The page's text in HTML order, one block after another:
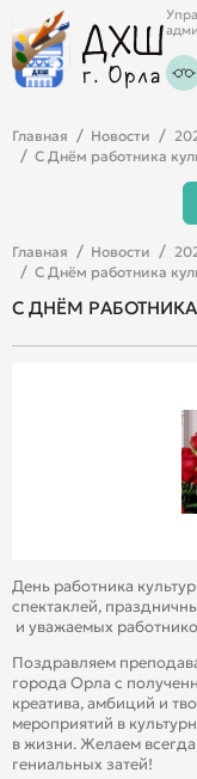
Главная Новости
С Днём работника
Главная Новости
С Днём работника
С ДНЁМ
День работника
спектаклей,
и уважаемых
Поздравляем
города Орла с
креатива, амбиций и
мероприятий в
в жизни. Желаем всегда
гениальных затей!